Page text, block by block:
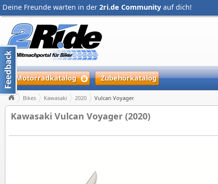
Deine Freunde warten in der 2ri.de Community auf dich!
Motorradkatalog Zubehörkatalog
Bikes Kawasaki 2020 Vulcan Voyager
Kawasaki Vulcan Voyager (2020)